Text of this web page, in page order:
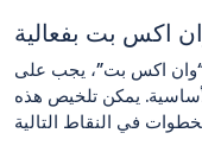
اكس بت بفعالية
اكس بت”، يجب على
يمكن تلخيص هذه